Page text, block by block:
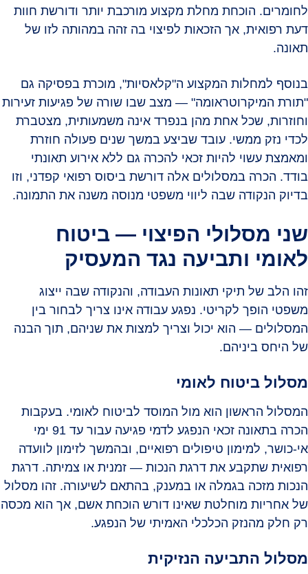
לחומרים. הוכחת מחלת מקצוע מורכבת יותר ודורשת חוות
דעת רפואית, אך הזכאות לפיצוי בה זהה במהותה לזו של
תאונה.
בנוסף למחלות המקצוע ה"קלאסיות", מוכרת בפסיקה גם
"תורת המיקרוטראומה" — מצב שבו שורה של פגיעות זעירות
וחוזרות, שכל אחת מהן בנפרד אינה משמעותית, מצטברת
לכדי נזק ממשי. עובד שביצע במשך שנים פעולה חוזרת
ומאמצת עשוי להיות זכאי להכרה גם ללא אירוע תאונתי
בודד. הכרה במסלולים אלה דורשת ביסוס רפואי קפדני, וזו
בדיוק הנקודה שבה ליווי משפטי מנוסה משנה את התמונה.
שני מסלולי הפיצוי — ביטוח
לאומי ותביעה נגד המעסיק
זהו הלב של תיקי תאונות העבודה, והנקודה שבה ייצוג
משפטי הופך לקריטי. נפגע עבודה אינו צריך לבחור בין
המסלולים — הוא יכול וצריך למצות את שניהם, תוך הבנה
של היחס ביניהם.
מסלול ביטוח לאומי
המסלול הראשון הוא מול המוסד לביטוח לאומי. בעקבות
הכרה בתאונה זכאי הנפגע לדמי פגיעה עבור עד 91 ימי
אי-כושר, למימון טיפולים רפואיים, ובהמשך לזימון לוועדה
רפואית שתקבע את דרגת הנכות — זמנית או צמיתה. דרגת
הנכות מזכה בגמלה או במענק, בהתאם לשיעורה. זהו מסלול
של אחריות מוחלטת שאינו דורש הוכחת אשם, אך הוא מכסה
רק חלק מהנזק הכלכלי האמיתי של הנפגע.
מסלול התביעה הנזיקית